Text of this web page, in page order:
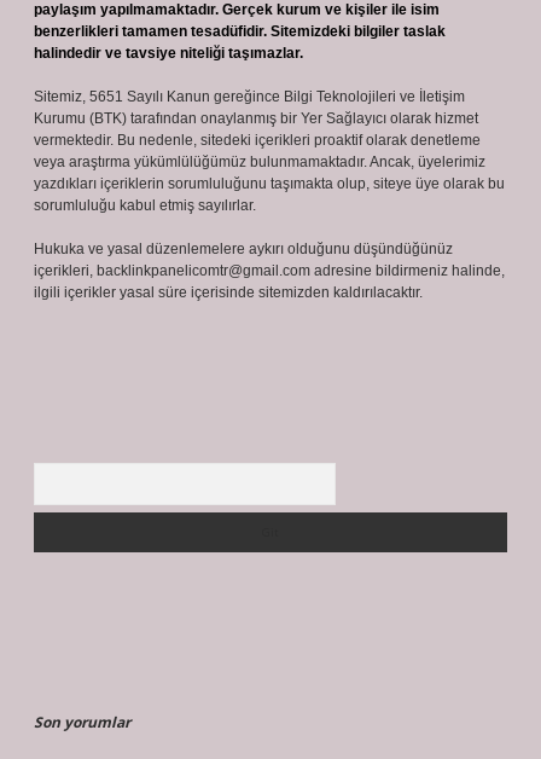
paylaşım yapılmamaktadır. Gerçek kurum ve kişiler ile isim
benzerlikleri tamamen tesadüfidir. Sitemizdeki bilgiler taslak
halindedir ve tavsiye niteliği taşımazlar.
Sitemiz, 5651 Sayılı Kanun gereğince Bilgi Teknolojileri ve İletişim
Kurumu (BTK) tarafından onaylanmış bir Yer Sağlayıcı olarak hizmet
vermektedir. Bu nedenle, sitedeki içerikleri proaktif olarak denetleme
veya araştırma yükümlülüğümüz bulunmamaktadır. Ancak, üyelerimiz
yazdıkları içeriklerin sorumluluğunu taşımakta olup, siteye üye olarak bu
sorumluluğu kabul etmiş sayılırlar.
Hukuka ve yasal düzenlemelere aykırı olduğunu düşündüğünüz
içerikleri, backlinkpanelicomtr@gmail.com adresine bildirmeniz halinde,
ilgili içerikler yasal süre içerisinde sitemizden kaldırılacaktır.
Son yorumlar